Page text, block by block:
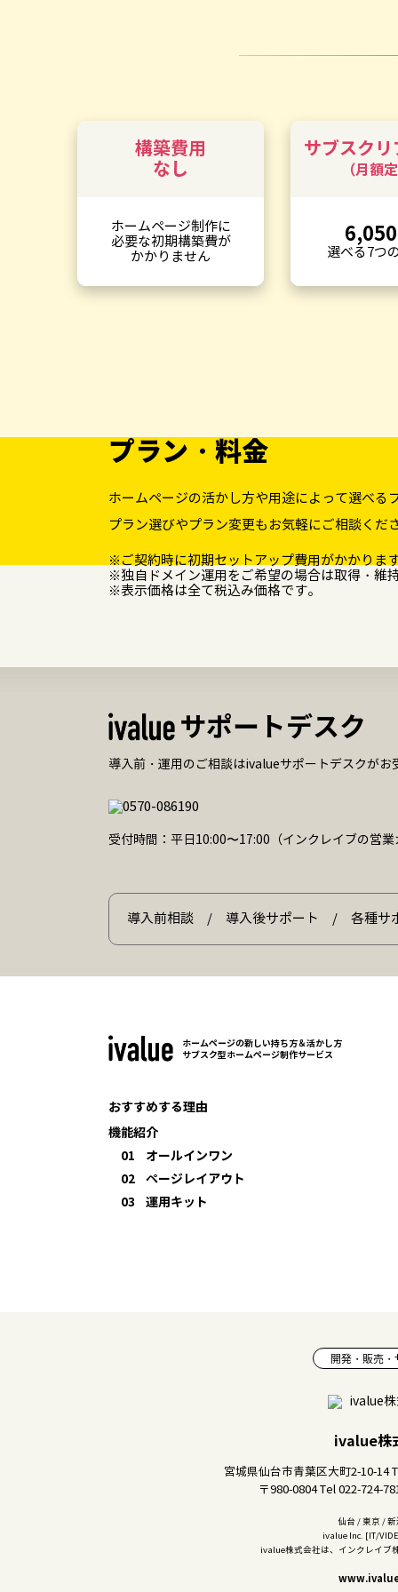
構築費用
なし
ホームページ制作に
必要な初期構築費が
かかりません
サブスク
（月額
6,050
選べる7つ
プラン・料金
ホームページの活かし方や用途によって選べる
プラン選びやプラン変更もお気軽にご相談くだ
※ご契約時に初期セットアップ費用がかかりま
※独自ドメイン運用をご希望の場合は取得・維
※表示価格は全て税込み価格です。
サポートデスク
導入前・運用のご相談はivalueサポートデスクがお
受付時間：平日10:00〜17:00（インクレイブの営
導入前相談 / 導入後サポート / 各種サ
ホームページの新しい持ち方＆活かし方
サブスク型ホームページ制作サービス
おすすめする理由
機能紹介
01
オールインワン
02
ページレイアウト
03
運用キット
開発・販売・
ivalue株
宮城県仙台市青葉区大町2-10-14
〒980-0804 Tel 022-724-
仙台 / 東京 /
ivalue Inc. [IT/
ivalue株式会社は、インクレイブ